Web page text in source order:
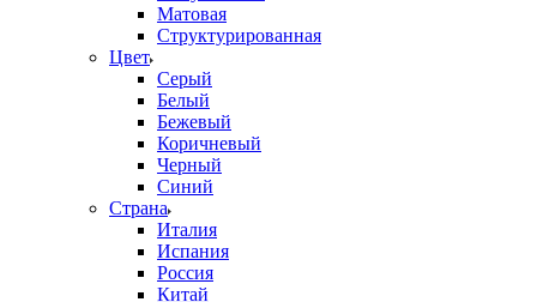
Матовая
Структурированная
Цвет
Серый
Белый
Бежевый
Коричневый
Черный
Синий
Страна
Италия
Испания
Россия
Китай